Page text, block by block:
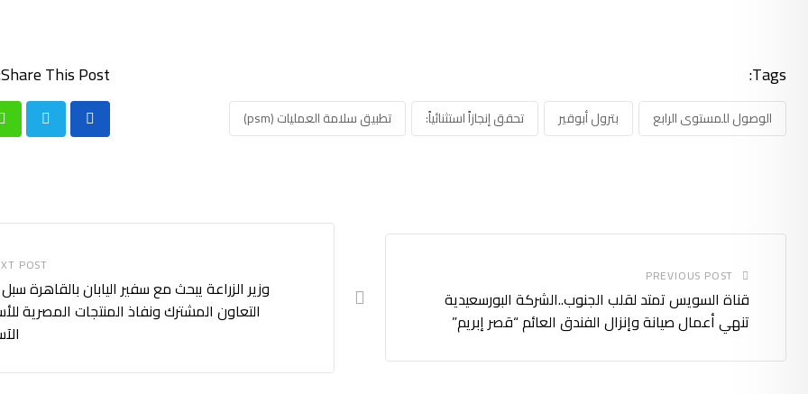
Tags:
الوصول للمستوى الرابع بترول أبوقير تحقق إنجازاً استثنائياً: تطبيق سلامة العمليات (psm)
Share This Post:
PREVIOUS POST
قناة السويس تمتد لقلب الجنوب..الشركة البورسعيدية
تنهي أعمال صيانة وإنزال الفندق العائم “قصر إبريم”
POST
وزير الزراعة يبحث مع سفير اليابان بالقاهرة
التعاون المشترك ونفاذ المنتجات المصرية